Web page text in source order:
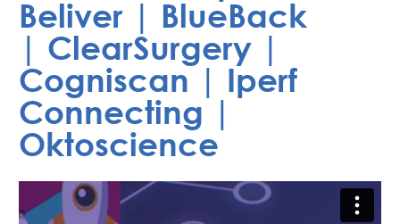
Beliver | BlueBack
| ClearSurgery |
Cogniscan | Iperf
Connecting |
Oktoscience